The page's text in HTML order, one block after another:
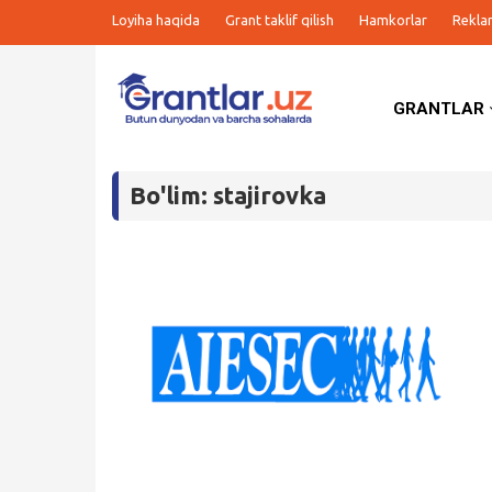
Loyiha haqida Grant taklif qilish Hamkorlar
GRANTLAR
Bo'lim: stajirovka